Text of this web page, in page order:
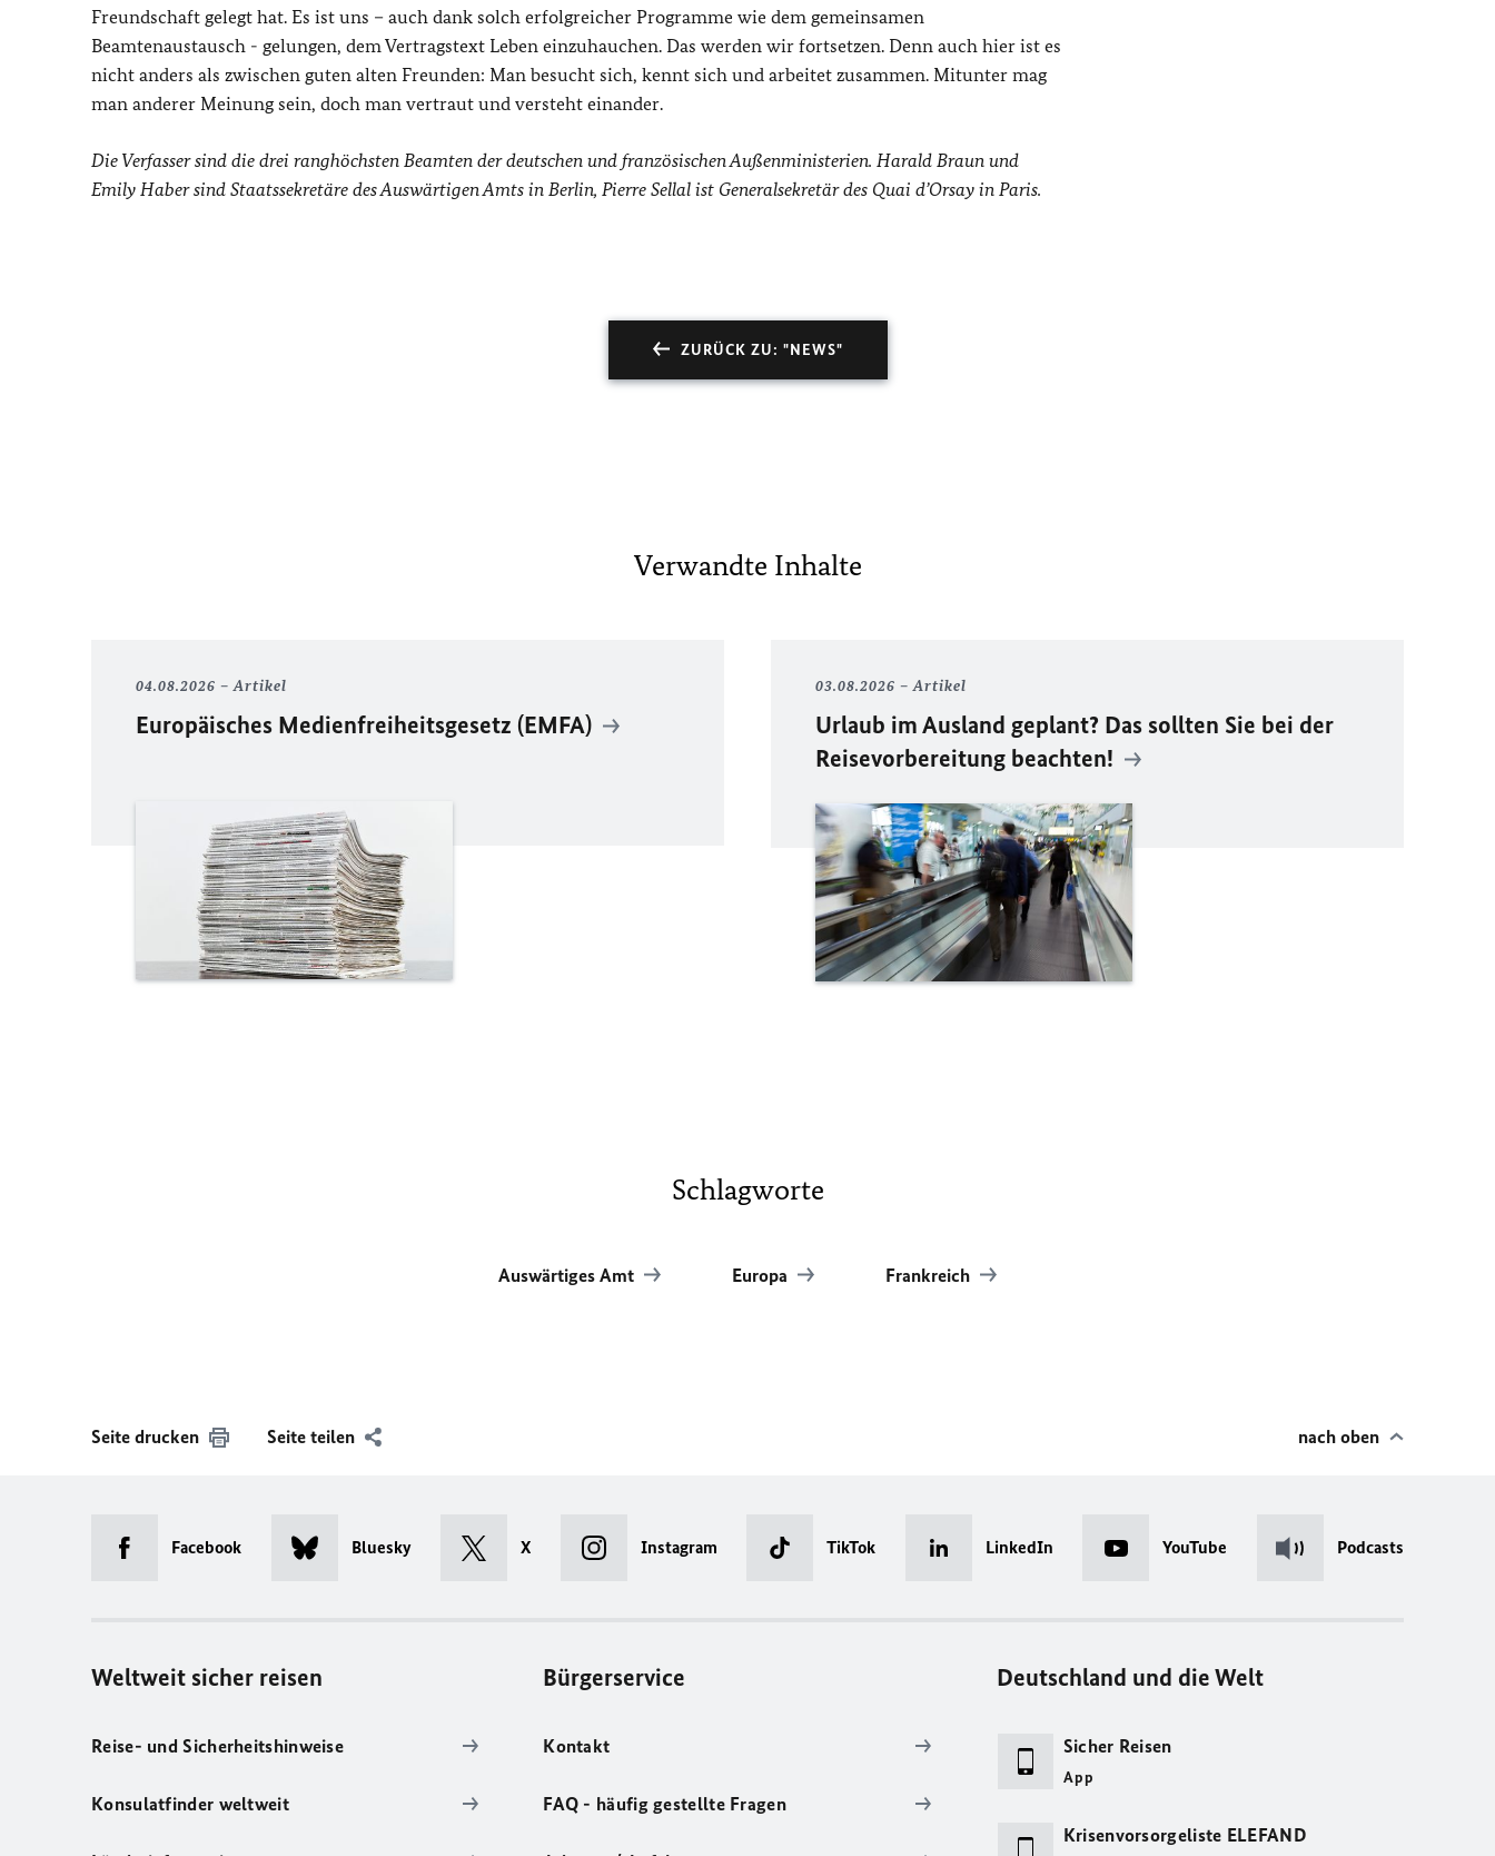
Freundschaft gelegt hat. Es ist uns – auch dank solch erfolgreicher Programme wie dem gemeinsamen
Beamtenaustausch - gelungen, dem Vertragstext Leben einzuhauchen. Das werden wir fortsetzen. Denn auch hier ist es
nicht anders als zwischen guten alten Freunden: Man besucht sich, kennt sich und arbeitet zusammen. Mitunter mag
man anderer Meinung sein, doch man vertraut und versteht einander.
Die Verfasser sind die drei ranghöchsten Beamten der deutschen und französischen Außenministerien. Harald Braun und
Emily Haber sind Staatssekretäre des Auswärtigen Amts in Berlin, Pierre Sellal ist Generalsekretär des Quai d’Orsay in Paris.
ZURÜCK ZU: "NEWS"
Verwandte Inhalte
04.08.2026 Artikel
Europäisches Medienfreiheitsgesetz (EMFA)
03.08.2026 Artikel
Urlaub im Ausland geplant? Das sollten Sie bei der
Reisevorbereitung beachten!
Schlagworte
Auswärtiges Amt Europa Frankreich
Seite drucken Seite teilen nach oben
Facebook Bluesky X Instagram TikTok LinkedIn YouTube Podcasts
Weltweit sicher reisen
Reise- und Sicherheitshinweise
Konsulatfinder weltweit
Bürgerservice
Kontakt
FAQ - häufig gestellte Fragen
Deutschland und die Welt
Sicher Reisen
App
Krisenvorsorgeliste ELEFAND